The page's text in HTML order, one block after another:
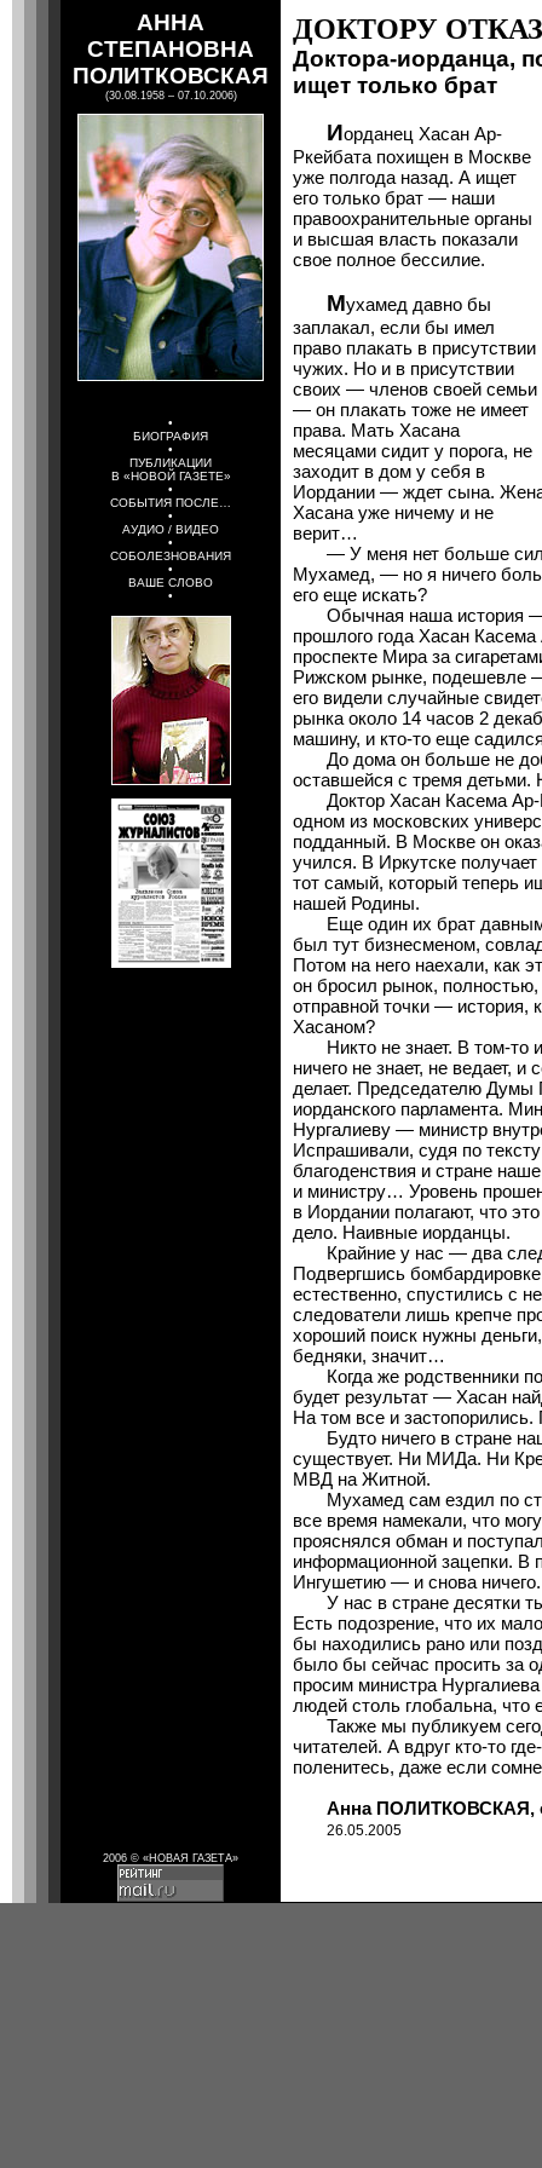
АННА
СТЕПАНОВНА
ПОЛИТКОВСКАЯ
(30.08.1958 – 07.10.2006)
•
БИОГРАФИЯ
•
ПУБЛИКАЦИИ
В «НОВОЙ ГАЗЕТЕ»
•
СОБЫТИЯ ПОСЛЕ…
•
АУДИО / ВИДЕО
•
СОБОЛЕЗНОВАНИЯ
•
ВАШЕ СЛОВО
•
ДОКТОРУ
Доктора-иорданца,
ищет только брат
Иорданец Хасан Ар-
Ркейбата похищен в Москве
уже полгода назад. А ищет
его только брат — наши
правоохранительные органы
и высшая власть показали
свое полное бессилие.
Мухамед давно бы
заплакал, если бы имел
право плакать в присутствии
чужих. Но и в присутствии
своих — членов своей семьи
— он плакать тоже не имеет
права. Мать Хасана
месяцами сидит у порога, не
заходит в дом у себя в
Иордании — ждет сына.
Хасана уже ничему и не
верит…
— У меня нет больше сил
Мухамед, — но я ничего
его еще искать?
Обычная наша история —
прошлого года Хасан
проспекте Мира за
Рижском рынке, подешевле
его видели случайные
рынка около 14 часов 2
машину, и кто-то еще
До дома он больше не
оставшейся с тремя
Доктор Хасан Касема Ар-
одном из московских
подданный. В Москве он
учился. В Иркутске
тот самый, который теперь
нашей Родины.
Еще один их брат давным-
был тут бизнесменом,
Потом на него наехали, как
он бросил рынок,
отправной точки — история,
Хасаном?
Никто не знает. В том-то и
ничего не знает, не ведает, и
делает. Председателю Думы
иорданского парламента.
Нургалиеву — министр
Испрашивали, судя по
благоденствия и стране
и министру… Уровень
в Иордании полагают, что
дело. Наивные иорданцы.
Крайние у нас — два
Подвергшись
естественно, спустились с
следователи лишь крепче
хороший поиск нужны
бедняки, значит…
Когда же родственники
будет результат — Хасан
На том все и застопорились.
Будто ничего в стране
существует. Ни МИДа. Ни
МВД на Житной.
Мухамед сам ездил по
все время намекали, что
прояснялся обман и
информационной зацепки. В
Ингушетию — и снова ничего.
У нас в стране десятки
Есть подозрение, что их
бы находились рано или
было бы сейчас просить за
просим министра
людей столь глобальна, что
Также мы публикуем
читателей. А вдруг кто-то
поленитесь, даже если
Анна ПОЛИТКОВСКАЯ,
26.05.2005
2006 © «НОВАЯ ГАЗЕТА»